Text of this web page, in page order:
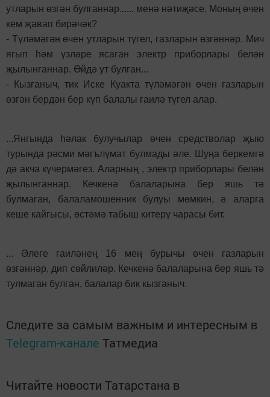
утларын өзгән булганнар...... менә нәтиҗәсе. Моның өчен
кем җавап бирәчәк?
- Түләмәгән өчен утларын түгел, газларын өзгәннәр. Мич
ягып һәм үзләре ясаган электр приборлары белән
җылынганнар. Өйдә ут булган...
- Кызганыч, тик Иске Куакта түләмәгән өчен газларын
өзгән бердән бер күп балалы гаилә түгел алар.
...Янгында һәлак булучылар өчен средстволар җыю
турында рәсми мәгълүмат булмады әле. Шуңа беркемгә
дә акча күчермәгез. Аларның , электр приборлары белән
җылынганнар. Кечкенә балаларына бер яшь тә
булмаган, балаламошенник булуы мөмкин, ә аларга
кеше кайгысы, өстәмә табыш китерү чарасы бит.
... Әлеге гаиләнең 16 мең бурычы өчен газларын
өзгәннәр, дип сөйлиләр. Кечкенә балаларына бер яшь тә
тулмаган булган, балалар бик кызганыч.
Следите за самым важным и интересным в
Telegram-канале Татмедиа
Читайте новости Татарстана в